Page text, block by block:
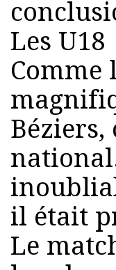
Les U18
Comme
il était
Le